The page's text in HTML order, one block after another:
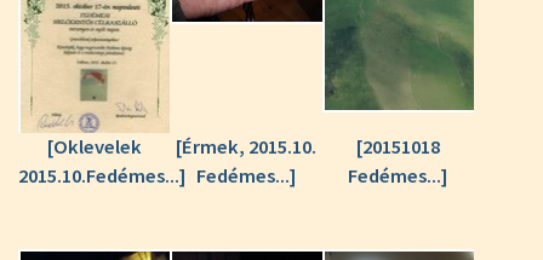
[Oklevelek
2015.10.Fedémes...]
[Érmek, 2015.10.
Fedémes...]
[20151018
Fedémes...]